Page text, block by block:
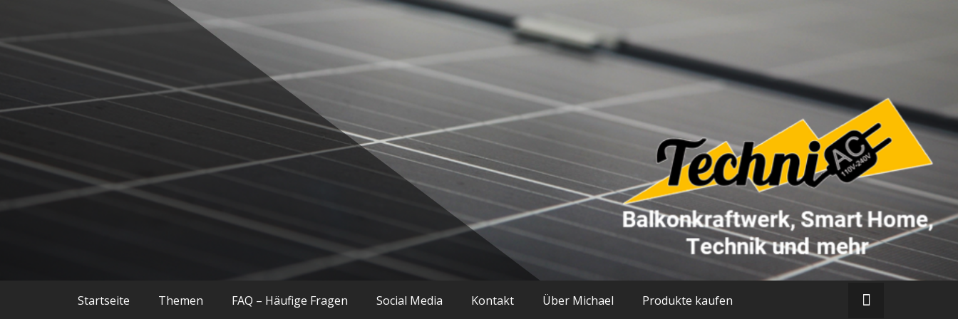
Techniac
Balkonkraftwerke, Smart Home, Technik und mehr
Startseite Themen FAQ – Häufige Fragen Social Media Kontakt Über Michael Produkte kaufen